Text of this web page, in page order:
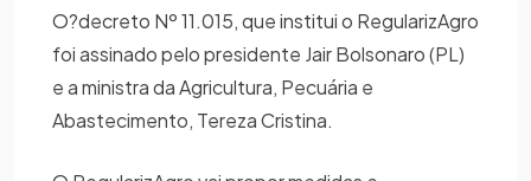
O?decreto Nº 11.015, que institui o RegularizAgro
foi assinado pelo presidente Jair Bolsonaro (PL)
e a ministra da Agricultura, Pecuária e
Abastecimento, Tereza Cristina.